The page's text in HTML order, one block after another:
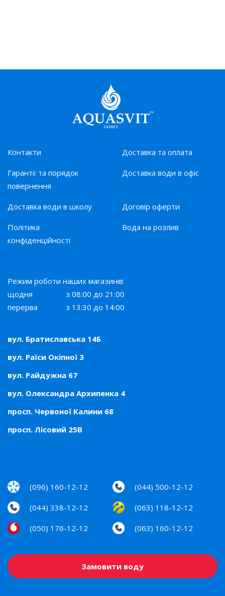
Контакти Доставка та оплата
Гарантії та порядок
повернення
Доставка води в офіс
Доставка води в школу Договір оферти
Політика
конфіденційності
Вода на розлив
Режим роботи наших магазинів:
щодня
з 08:00 до 21:00
перерва
з 13:30 до 14:00
вул. Братиславська 14Б
вул. Раїси Окіпної 3
вул. Райдужна 67
вул. Олександра Архипенка 4
просп. Червоної Калини 68
просп. Лісовий 25В
(096) 160-12-12 (044) 500-12-12
(044) 338-12-12 (063) 118-12-12
(050) 176-12-12 (063) 160-12-12
Замовити воду